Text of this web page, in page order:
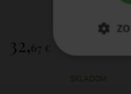
32,67 €
SKLADOM